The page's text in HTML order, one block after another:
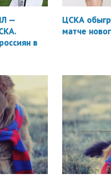
—
в
ЦСКА
матче